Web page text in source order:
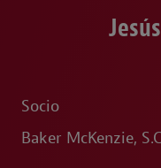
Socio
Baker McKenzie,